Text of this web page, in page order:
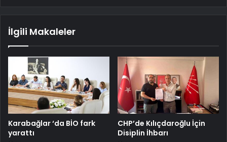
İlgili Makaleler
Karabağlar ‘da BİO fark
yarattı
CHP’de Kılıçdaroğlu İçin
Disiplin İhbarı